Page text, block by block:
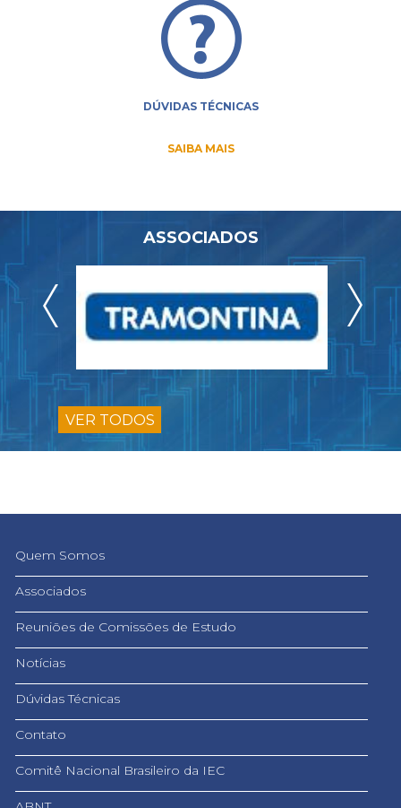
DÚVIDAS TÉCNICAS
SAIBA MAIS
ASSOCIADOS
VER TODOS
Quem Somos
Associados
Reuniões de Comissões de Estudo
Notícias
Dúvidas Técnicas
Contato
Comitê Nacional Brasileiro da IEC